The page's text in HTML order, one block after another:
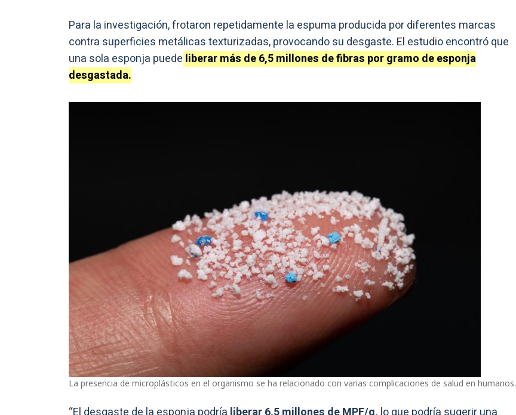
Para la investigación, frotaron repetidamente la espuma producida por diferentes marcas
contra superficies metálicas texturizadas, provocando su desgaste. El estudio encontró que
una sola esponja puede liberar más de 6,5 millones de fibras por gramo de esponja
desgastada.
La presencia de microplásticos en el organismo se ha relacionado con varias complicaciones de salud en humanos.